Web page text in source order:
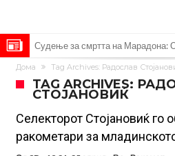
Судење за смртта на Марадона:
Англиски репрезентативец
оди на суд!
Дилеми повеќе нема: Познато е
фудбалер на Барселона
Ливерпул и Арсенал влегуваат
вреден 69 милиони евра!
Кој го убеди Родри да ја избере
Дома Tag Archives: Радослав
TAG ARCHIVES:
СТОЈАНОВИЌ
Селекторот Стојановиќ го
ракометари за